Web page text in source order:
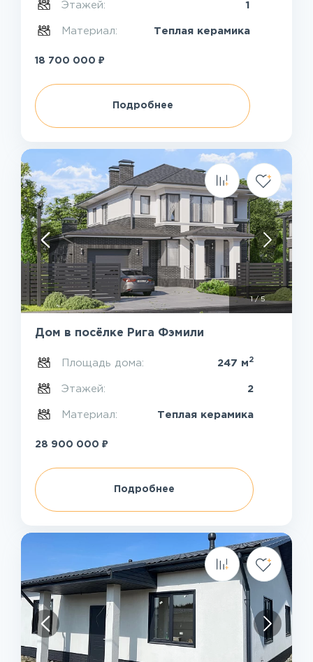
Этажей: 1
Материал: Теплая керамика
18 700 000 ₽
Подробнее
1/5
Дом в посёлке Рига Фэмили
Площадь дома: 247 м 2
Этажей: 2
Материал: Теплая керамика
28 900 000 ₽
Подробнее